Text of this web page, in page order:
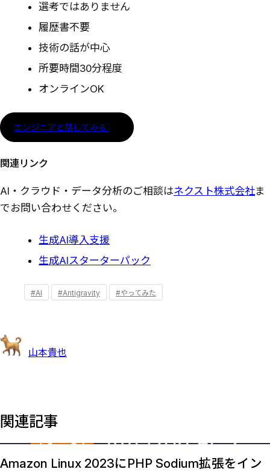
選考ではありません
履歴書不要
技術の話が中心
所要時間30分程度
オンラインOK
エンジニアと話してみる
関連リンク
AI・クラウド・データ分析のご相談はネクスト株式会社ま
でお問い合わせください。
生成AI導入支援
生成AIスターターパック
#AI #Antigravity #やってみた
山本貴也
関連記事
Amazon Linux 2023にPHP Sodium拡張をイン